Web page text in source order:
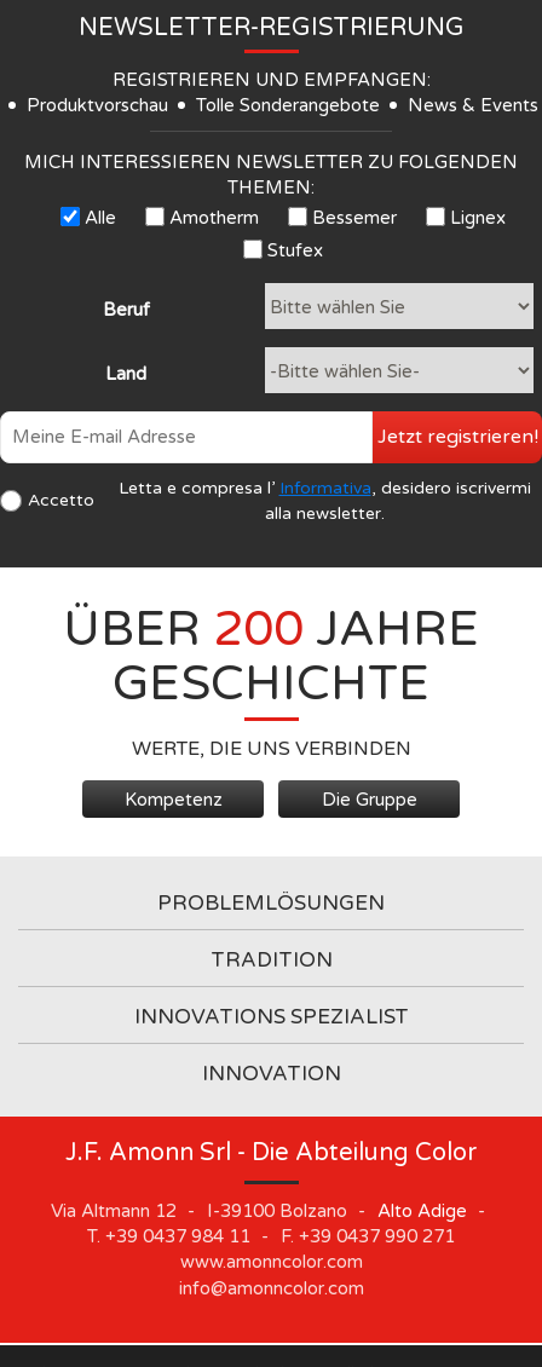
NEWSLETTER-REGISTRIERUNG
REGISTRIEREN UND EMPFANGEN:
Produktvorschau
Tolle Sonderangebote News & Events
MICH INTERESSIEREN NEWSLETTER ZU FOLGENDEN
THEMEN:
Alle
Amotherm Bessemer
Lignex
Stufex
Beruf
Land
Accetto
Letta e compresa l’ Informativa, desidero iscrivermi
alla newsletter.
Jetzt registrieren!
ÜBER 200 JAHRE
GESCHICHTE
WERTE, DIE UNS VERBINDEN
Kompetenz Die Gruppe
PROBLEMLÖSUNGEN
TRADITION
INNOVATIONS SPEZIALIST
INNOVATION
J.F. Amonn Srl - Die Abteilung Color
Via Altmann 12 - I-39100 Bolzano - Alto Adige
-
T. +39 0437 984 11 - F. +39 0437 990 271
www.amonncolor.com
info@amonncolor.com